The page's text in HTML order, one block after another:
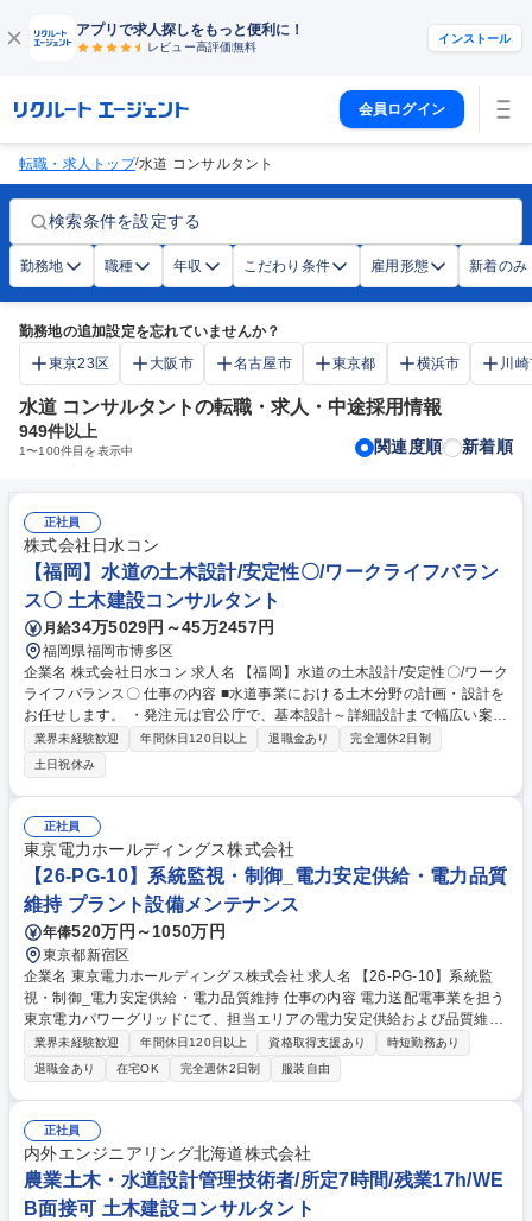
アプリで求人探しをもっと便利に！
レビュー高評価無料
インストール
会員ログイン
転職・求人トップ/水道 コンサルタント
検索条件を設定する
勤務地 職種 年収 こだわり条件 雇用形態 新着のみ
勤務地の追加設定を忘れていませんか？
東京23区
大阪市 名古屋市 東京都 横浜市 川
水道 コンサルタントの転職・求人・中途採用情報
949件以上
1〜100件目を表示中 関連度順 新着順
正社員
株式会社日水コン
【福岡】水道の土木設計/安定性〇/ワークライフバラン
ス〇 土木建設コンサルタント
月給34万5029円～45万2457円
福岡県福岡市博多区
企業名 株式会社日水コン 求人名 【福岡】水道の土木設計/安定性〇/ワーク
ライフバランス〇 仕事の内容 ■水道事業における土木分野の計画・設計を
お任せします。 ・発注元は官公庁で、基本設計～詳細設計まで幅広い案件
を担当 ・耐震診断、補強設計業務 ・改築、更新設計業務 ・その他当社事
業に関する業務 募集職種 【福岡】水道の土木設計/安定性〇/ワークライフ
バランス〇
業界未経験歓迎 年間休日120日以上 退職金あり
完全週休2日制
土日祝休み
正社員
東京電力ホールディングス株式会社
【26-PG-10】系統監視・制御_電力安定供給・電力品質
維持 プラント設備メンテナンス
年俸520万円～1050万円
東京都新宿区
企業名 東京電力ホールディングス株式会社 求人名 【26-PG-10】系統監
視・制御_電力安定供給・電力品質維持 仕事の内容 電力送配電事業を担う
東京電力パワーグリッドにて、担当エリアの電力安定供給および品質維持
を目的とした以下業務をご経験に応じてご担当。 ■電力系統の監視・制御
業務：発電所、送電線、変電所から構成される 担当エリアの電力系統全体
を監視し、電圧の変化・電力の流れをリアルタイムで監視・制御。 ■事
故・トラブル対応：事故やトラブル発生時には、チームメンバーと連携の
上、迅速・適確に復旧操作を実施(色の違いを判断した、緊急なシステム
操作あり) ■社内への情報発信：電力系統の異常時や事故発生時に発生状
況、復旧見込みなどを迅速に社内共有し、関係箇所との協力体制の強化を
行う。 募集職種 【26-PG-10】系統監視・制御_電力安定供給・電力品質
維持
業界未経験歓迎 年間休日120日以上 資格取得支援あり
時短勤務あり
退職金あり
在宅OK 完全週休2日制 服装自由
正社員
内外エンジニアリング北海道株式会社
農業土木・水道設計管理技術者/所定7時間/残業17h/WE
B面接可 土木建設コンサルタント